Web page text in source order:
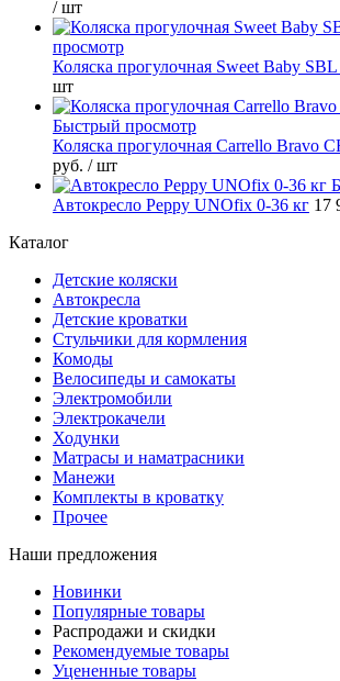
/ шт
просмотр
Коляска прогулочная Sweet Baby
шт
Быстрый просмотр
Коляска прогулочная Carrello Bravo
руб. / шт
Автокресло Peppy UNOfix 0-36 кг 17
Каталог
Детские коляски
Автокресла
Детские кроватки
Стульчики для кормления
Комоды
Велосипеды и самокаты
Электромобили
Электрокачели
Ходунки
Матрасы и наматрасники
Манежи
Комплекты в кроватку
Прочее
Наши предложения
Новинки
Популярные товары
Распродажи и скидки
Рекомендуемые товары
Уцененные товары